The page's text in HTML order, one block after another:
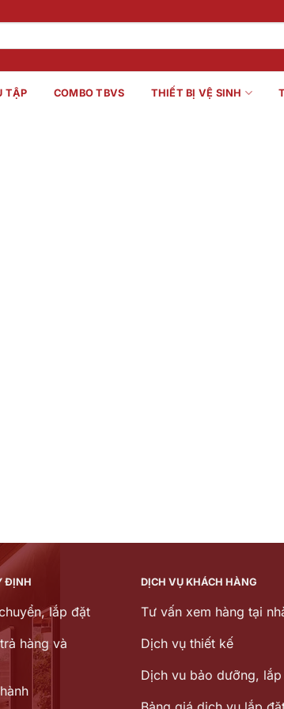
TẬP COMBO TBVS THIẾT BỊ VỆ SINH
ĐỊNH
lắp đặt
hàng và
DỊCH VỤ KHÁCH HÀNG
Tư vấn xem hàng tại
Dịch vụ thiết kế
Dịch vu bảo dưỡng,